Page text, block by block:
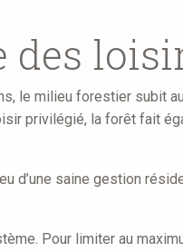
des
le milieu forestier subit
privilégié, la forêt fait
d’une saine gestion
Pour limiter au